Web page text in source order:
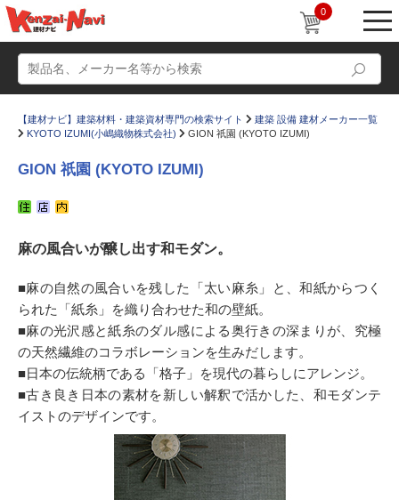
0
かたなび コラム
すまいリング 設計士インタビュー
Q＆A 販売・施工代理店募集
お気に入り
【建材ナビ】建築材料・建築資材専門の検索サイト
建築 設備 建材メーカー一覧
KYOTO IZUMI(小嶋織物株式会社)
GION 祇園 (KYOTO IZUMI)
GION 祇園 (KYOTO IZUMI)
麻の風合いが醸し出す和モダン。
■麻の自然の風合いを残した「太い麻糸」と、和紙からつく
られた「紙糸」を織り合わせた和の壁紙。
■麻の光沢感と紙糸のダル感による奥行きの深まりが、究極
の天然繊維のコラボレーションを生みだします。
■日本の伝統柄である「格子」を現代の暮らしにアレンジ。
■古き良き日本の素材を新しい解釈で活かした、和モダンテ
イストのデザインです。